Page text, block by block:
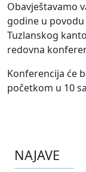
Obavještavamo
godine u
Tuzlanskog
redovna
Konferencija će
početkom u 10
NAJAVE